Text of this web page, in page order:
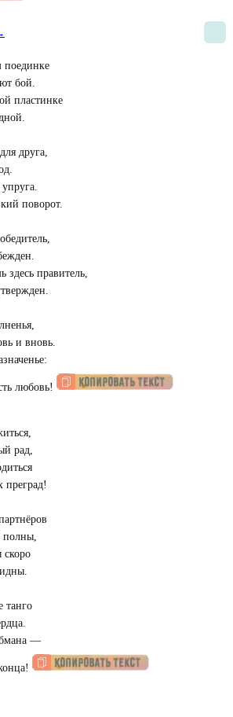
поединке
бой.
пластинке
друга,
поворот.
правитель,
и вновь.
любовь!
рад,
преград!
полны,
скоро
танго
—